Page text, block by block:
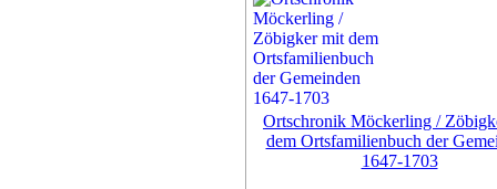
Ortschronik Möckerling /
dem Ortsfamilienbuch der
1647-1703